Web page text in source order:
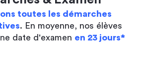
toutes les démarches
. En moyenne, nos élèves
date d'examen en 23 jours*